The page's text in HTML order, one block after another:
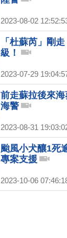
2023-08-02
「杜蘇芮」剛
級！
2023-07-29
前走蘇拉後來
海警
2023-08-31
颱風小犬釀1死
專案支援
2023-10-06